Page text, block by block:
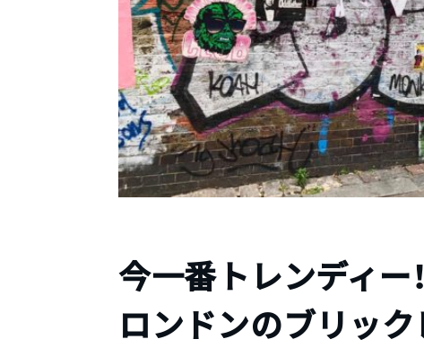
今一番トレンディー
ロンドンのブリッ